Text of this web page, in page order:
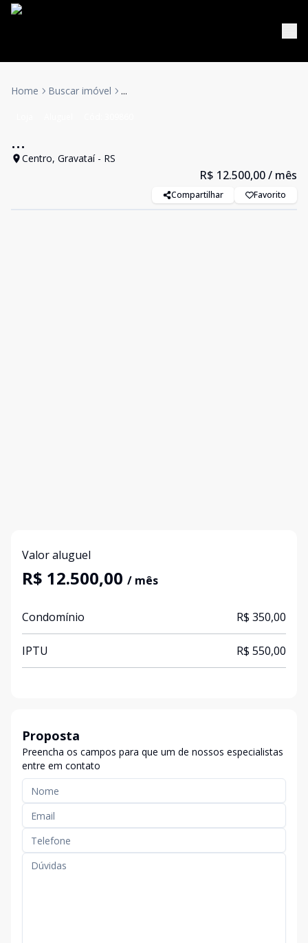
Home Buscar imóvel ...
...
Centro, Gravataí - RS
R$ 12.500,00/ mês
Compartilhar Favorito
Valor aluguel
R$ 12.500,00 / mês
Condomínio R$ 350,00
IPTU R$ 550,00
Proposta
Preencha os campos para que um de nossos especialistas
entre em contato